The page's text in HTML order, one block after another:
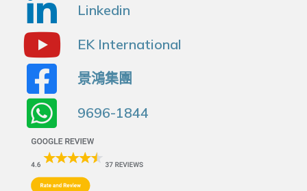
Linkedin
EK International
景鴻集團
9696-1844